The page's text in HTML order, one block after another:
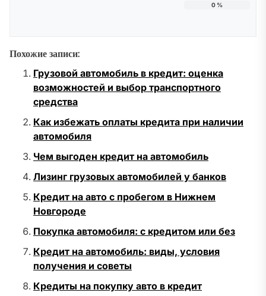
0%
Похожие записи:
Грузовой автомобиль в кредит: оценка
возможностей и выбор транспортного
средства
Как избежать оплаты кредита при наличии
автомобиля
Чем выгоден кредит на автомобиль
Лизинг грузовых автомобилей у банков
Кредит на авто с пробегом в Нижнем
Новгороде
Покупка автомобиля: с кредитом или без
Кредит на автомобиль: виды, условия
получения и советы
Кредиты на покупку авто в кредит